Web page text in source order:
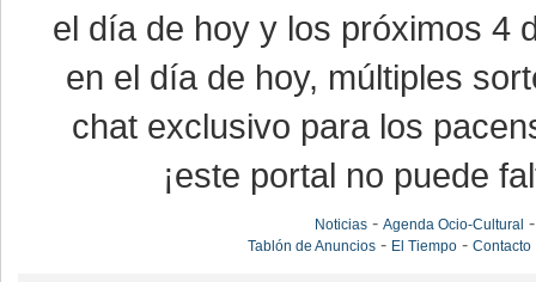
el día de hoy y los próximos 4
en el día de hoy, múltiples
chat exclusivo para los
¡este portal no puede
Noticias -Agenda Ocio-Cultural
Tablón de Anuncios - El Tiempo -Contacto